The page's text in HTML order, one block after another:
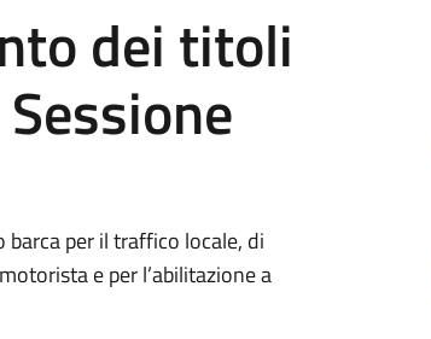
dei titoli
per il traffico locale, di
e per l’abilitazione a